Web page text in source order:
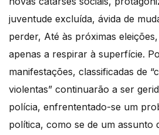
juventude excluída, ávida de
perder, Até às próximas
apenas a respirar à superfície.
manifestações, classificadas de
violentas” continuarão a ser
polícia, enfrententado-se um
política, como se de um assunto